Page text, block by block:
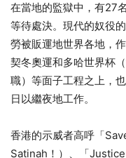
在當地的監獄中，有27
等待處決。現代的奴役
勞被販運地世界各地，
契冬奧運和多哈世界杯
職）等面子工程之上，
日以繼夜地工作。
香港的示威者高呼「
Satinah！）、「